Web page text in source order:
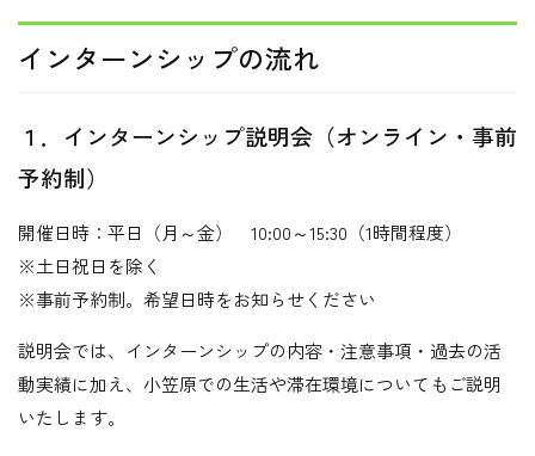
インターンシップの流れ
１．インターンシップ説明会（オンライン・事前
予約制）
開催日時：平日（月～金） 10:00～15:30（1時間程度）
※土日祝日を除く
※事前予約制。希望日時をお知らせください
説明会では、インターンシップの内容・注意事項・過去の活
動実績に加え、小笠原での生活や滞在環境についてもご説明
いたします。